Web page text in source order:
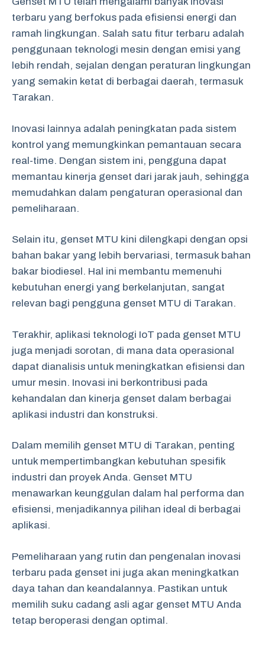
terbaru yang berfokus pada efisiensi energi dan
ramah lingkungan. Salah satu fitur terbaru adalah
penggunaan teknologi mesin dengan emisi yang
lebih rendah, sejalan dengan peraturan lingkungan
yang semakin ketat di berbagai daerah, termasuk
Tarakan.
Inovasi lainnya adalah peningkatan pada sistem
kontrol yang memungkinkan pemantauan secara
real-time. Dengan sistem ini, pengguna dapat
memantau kinerja genset dari jarak jauh, sehingga
memudahkan dalam pengaturan operasional dan
pemeliharaan.
Selain itu, genset MTU kini dilengkapi dengan opsi
bahan bakar yang lebih bervariasi, termasuk bahan
bakar biodiesel. Hal ini membantu memenuhi
kebutuhan energi yang berkelanjutan, sangat
relevan bagi pengguna genset MTU di Tarakan.
Terakhir, aplikasi teknologi IoT pada genset MTU
juga menjadi sorotan, di mana data operasional
dapat dianalisis untuk meningkatkan efisiensi dan
umur mesin. Inovasi ini berkontribusi pada
kehandalan dan kinerja genset dalam berbagai
aplikasi industri dan konstruksi.
Dalam memilih genset MTU di Tarakan, penting
untuk mempertimbangkan kebutuhan spesifik
industri dan proyek Anda. Genset MTU
menawarkan keunggulan dalam hal performa dan
efisiensi, menjadikannya pilihan ideal di berbagai
aplikasi.
Pemeliharaan yang rutin dan pengenalan inovasi
terbaru pada genset ini juga akan meningkatkan
daya tahan dan keandalannya. Pastikan untuk
memilih suku cadang asli agar genset MTU Anda
tetap beroperasi dengan optimal.